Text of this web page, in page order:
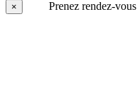
× Prenez rendez-vous